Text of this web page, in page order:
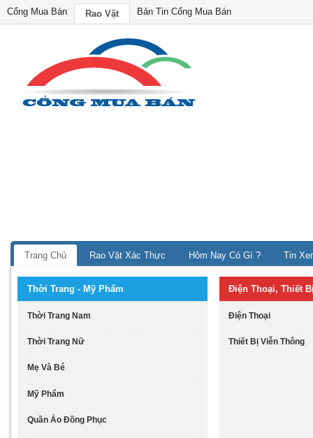
Cổng Mua Bán Rao Vặt Bản Tin Cổng Mua Bán
Trang Chủ Rao Vặt Xác Thực Hôm Nay Có Gì ? Tin
Thời Trang - Mỹ Phẩm
Thời Trang Nam
Thời Trang Nữ
Mẹ Và Bé
Mỹ Phẩm
Quần Áo Đồng Phục
Điện Thoại, Thiết
Điện Thoại
Thiết Bị Viễn Thông